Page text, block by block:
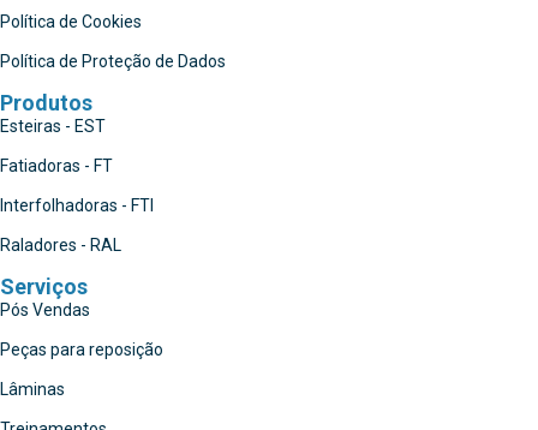
Política de Cookies
Política de Proteção de Dados
Produtos
Esteiras - EST
Fatiadoras - FT
Interfolhadoras - FTI
Raladores - RAL
Serviços
Pós Vendas
Peças para reposição
Lâminas